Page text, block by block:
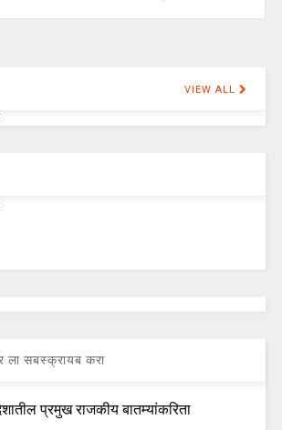
VIEW ALL
ला सबस्क्रायब करा
प्रमुख राजकीय बातम्यांकरिता